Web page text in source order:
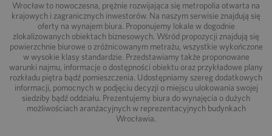
Wrocław to nowoczesna, prężnie rozwijająca się metropolia otwarta na
krajowych i zagranicznych inwestorów. Na naszym serwisie znajdują się
oferty na wynajem biura. Proponujemy lokale w dogodnie
zlokalizowanych obiektach biznesowych. Wśród propozycji znajdują się
powierzchnie biurowe o zróżnicowanym metrażu, wszystkie wykończone
w wysokie klasy standardzie. Przedstawiamy także proponowane
warunki najmu, informacje o dostępności obiektu oraz przykładowe plany
rozkładu piętra bądź pomieszczenia. Udostępniamy szereg dodatkowych
informacji, pomocnych w podjęciu decyzji o miejscu ulokowania swojej
siedziby bądź oddziału. Prezentujemy biura do wynajęcia o dużych
możliwościach aranżacyjnych w reprezentacyjnych budynkach
Wrocławia.